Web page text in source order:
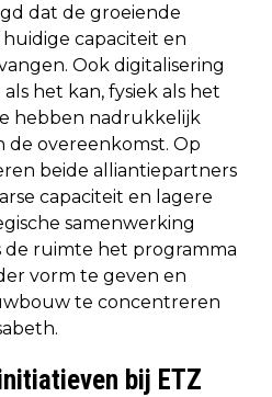
dat de groeiende
capaciteit en
Ook digitalisering
het kan, fysiek als het
hebben nadrukkelijk
overeenkomst. Op
beide alliantiepartners
capaciteit en lagere
samenwerking
de ruimte het programma
vorm te geven en
te concentreren
bij ETZ